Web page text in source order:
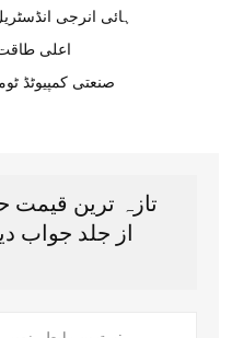
ہائی انرجی
اعلی
صنعتی کمپیوٹڈ
تازہ ترین